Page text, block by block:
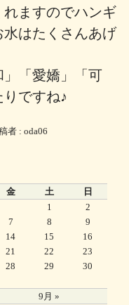
ますのでハンギ
はたくさんあげ
「愛嬌」「可
ですね♪
者 : oda06
金 土 日
9月 »
1
2
7 8
9
14 15
16
21 22
23
28 29
30